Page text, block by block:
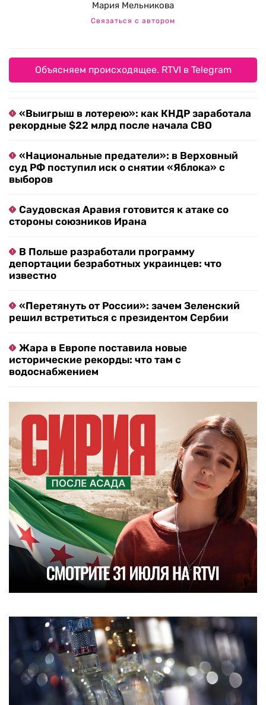
Мария Мельникова
Связаться с автором
Объясняем происходящее. RTVI в Telegram
«Выигрыш в лотерею»: как КНДР заработала
рекордные $22 млрд после начала СВО
«Национальные предатели»: в Верховный
суд РФ поступил иск о снятии «Яблока» с
выборов
Саудовская Аравия готовится к атаке со
стороны союзников Ирана
В Польше разработали программу
депортации безработных украинцев: что
известно
«Перетянуть от России»: зачем Зеленский
решил встретиться с президентом Сербии
Жара в Европе поставила новые
исторические рекорды: что там с
водоснабжением